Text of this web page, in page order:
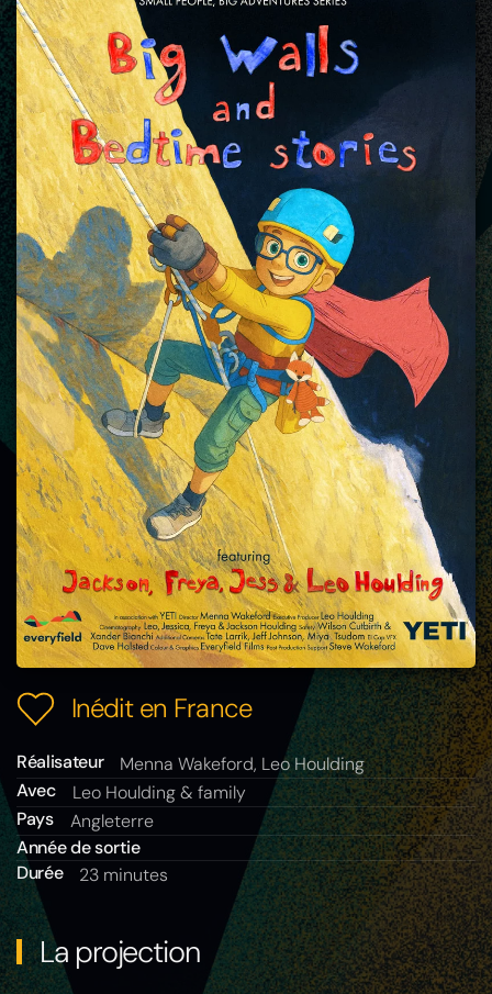
Inédit en France
Réalisateur
Menna Wakeford, Leo Houlding
Avec
Leo Houlding & family
Pays
Angleterre
Année de sortie
Durée
23 minutes
La projection